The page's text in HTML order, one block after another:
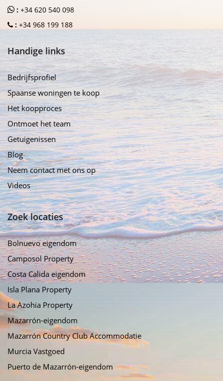
: +34 620 540 098
: +34 968 199 188
Handige links
Bedrijfsprofiel
Spaanse woningen te koop
Het koopproces
Ontmoet het team
Getuigenissen
Blog
Neem contact met ons op
Videos
Zoek locaties
Bolnuevo eigendom
Camposol Property
Costa Calida eigendom
Isla Plana Property
La Azohia Property
Mazarrón-eigendom
Mazarrón Country Club Accommodatie
Murcia Vastgoed
Puerto de Mazarrón-eigendom